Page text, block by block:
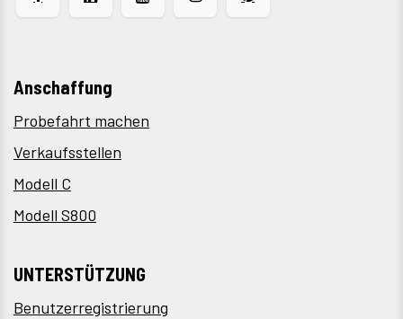
Anschaffung
Probefahrt machen
Verkaufsstellen
Modell C
Modell S800
UNTERSTÜTZUNG
Benutzerregistrierung